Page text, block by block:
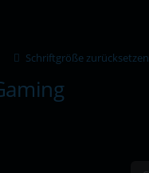
Schriftgröße zurücksetzen